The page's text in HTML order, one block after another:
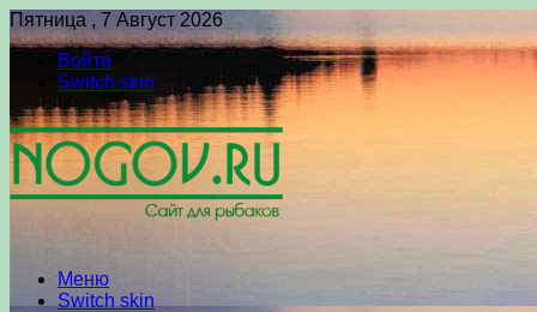
Пятница , 7 Август 2026
Войти
Switch skin
Меню
Switch skin